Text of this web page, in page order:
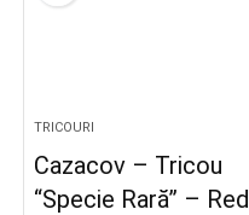
TRICOURI
Cazacov – Tricou
“Specie Rară” – Red